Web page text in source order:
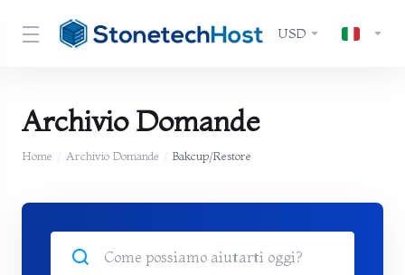
USD
Archivio Domande
Home Archivio Domande Bakcup/Restore